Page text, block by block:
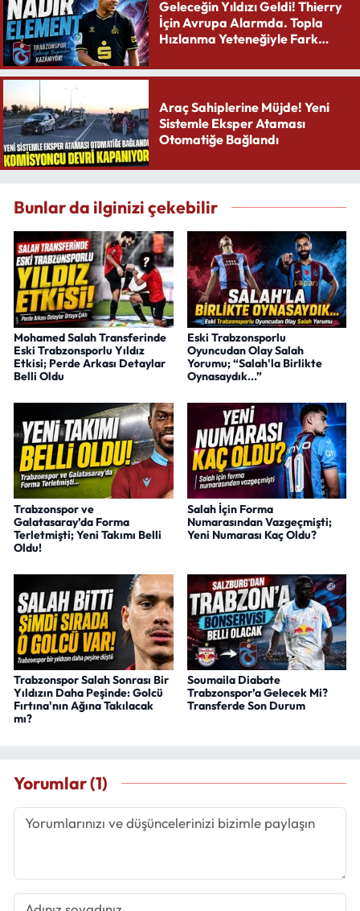
Geleceğin Yıldızı Geldi! Thierry
İçin Avrupa Alarmda. Topla
Hızlanma Yeteneğiyle Fark
Araç Sahiplerine Müjde! Yeni
Sistemle Eksper Ataması
Otomatiğe Bağlandı
Bunlar da ilginizi çekebilir
Mohamed Salah Transferinde
Eski Trabzonsporlu Yıldız
Etkisi; Perde Arkası Detaylar
Belli Oldu
Eski Trabzonsporlu
Oyuncudan Olay Salah
Yorumu; “Salah'la Birlikte
Oynasaydık...”
Trabzonspor ve
Galatasaray’da Forma
Terletmişti; Yeni Takımı Belli
Oldu!
Salah İçin Forma
Numarasından Vazgeçmişti;
Yeni Numarası Kaç Oldu?
Trabzonspor Salah Sonrası Bir
Yıldızın Daha Peşinde: Golcü
Fırtına'nın Ağına Takılacak
mı?
Soumaila Diabate
Trabzonspor’a Gelecek Mi?
Transferde Son Durum
Yorumlar (1)